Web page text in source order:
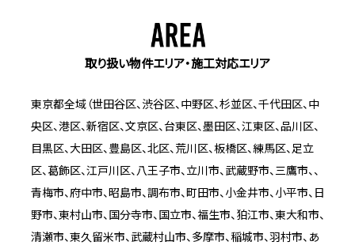
取り扱い物件エリア・施工対応エリア
東京都全域（世田谷区、渋谷区、中野区、杉並区、千代田区、中
央区、港区、新宿区、文京区、台東区、墨田区、江東区、品川区、
目黒区、大田区、豊島区、北区、荒川区、板橋区、練馬区、足立
区、葛飾区、江戸川区、八王子市、立川市、武蔵野市、三鷹市、、
青梅市、府中市、昭島市、調布市、町田市、小金井市、小平市、日
野市、東村山市、国分寺市、国立市、福生市、狛江市、東大和市、
清瀬市、東久留米市、武蔵村山市、多摩市、稲城市、羽村市、あ